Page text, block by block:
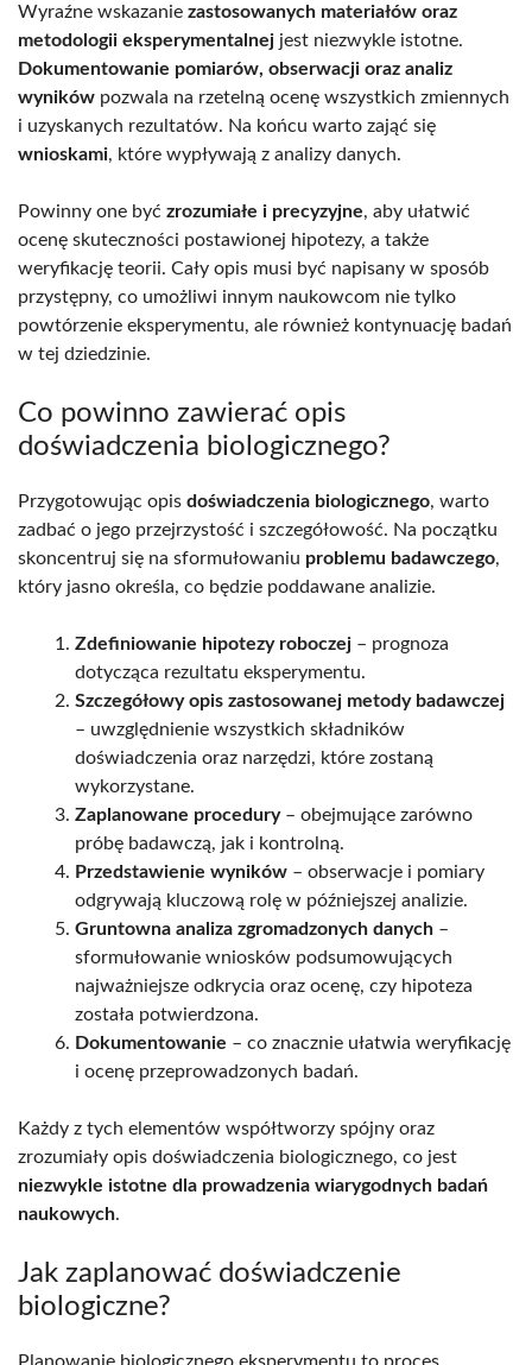
Wyraźne wskazanie zastosowanych materiałów oraz
metodologii eksperymentalnej jest niezwykle istotne.
Dokumentowanie pomiarów, obserwacji oraz analiz
wyników pozwala na rzetelną ocenę wszystkich zmiennych
i uzyskanych rezultatów. Na końcu warto zająć się
wnioskami, które wypływają z analizy danych.
Powinny one być zrozumiałe i precyzyjne, aby ułatwić
ocenę skuteczności postawionej hipotezy, a także
weryfikację teorii. Cały opis musi być napisany w sposób
przystępny, co umożliwi innym naukowcom nie tylko
powtórzenie eksperymentu, ale również kontynuację badań
w tej dziedzinie.
Co powinno zawierać opis
doświadczenia biologicznego?
Przygotowując opis doświadczenia biologicznego, warto
zadbać o jego przejrzystość i szczegółowość. Na początku
skoncentruj się na sformułowaniu problemu badawczego,
który jasno określa, co będzie poddawane analizie.
Zdefiniowanie hipotezy roboczej – prognoza
dotycząca rezultatu eksperymentu.
Szczegółowy opis zastosowanej metody badawczej
– uwzględnienie wszystkich składników
doświadczenia oraz narzędzi, które zostaną
wykorzystane.
Zaplanowane procedury– obejmujące zarówno
próbę badawczą, jak i kontrolną.
Przedstawienie wyników – obserwacje i pomiary
odgrywają kluczową rolę w późniejszej analizie.
Gruntowna analiza zgromadzonych danych –
sformułowanie wniosków podsumowujących
najważniejsze odkrycia oraz ocenę, czy hipoteza
została potwierdzona.
Dokumentowanie – co znacznie ułatwia weryfikację
i ocenę przeprowadzonych badań.
Każdy z tych elementów współtworzy spójny oraz
zrozumiały opis doświadczenia biologicznego, co jest
niezwykle istotne dla prowadzenia wiarygodnych badań
naukowych.
Jak zaplanować doświadczenie
biologiczne?